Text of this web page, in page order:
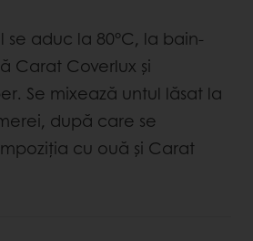
aduc la 80°C, la bain-
Carat Coverlux și
Se mixează untul lăsat la
după care se
cu ouă și Carat